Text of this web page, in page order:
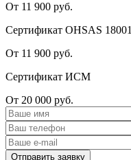
От 11 900 руб.
Сертификат OHSAS 18001
От 11 900 руб.
Сертификат ИСМ
От 20 000 руб.